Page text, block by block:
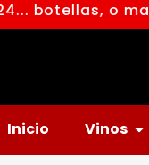
botellas, o
Inicio Vinos